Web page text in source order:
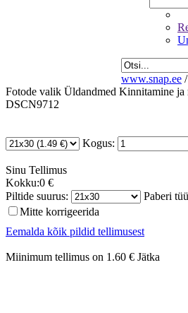
www.snap.ee /
Fotode valik Üldandmed Kinnitamine ja
DSCN9712
Kogus:
Sinu Tellimus
Kokku:0 €
Piltide suurus:
Paberi
Mitte korrigeerida
Eemalda kõik pildid tellimusest
Miinimum tellimus on 1.60 € Jätka